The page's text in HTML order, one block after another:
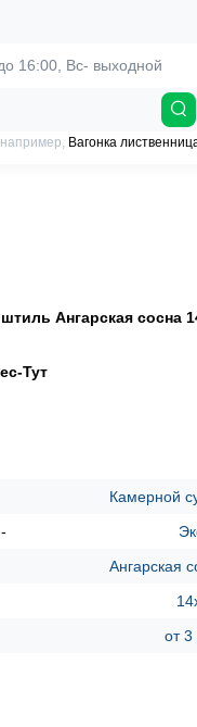
16:00, Вс- выходной
Вагонка
Ангарская сосна
Тут
Камерной
Ангарская
от